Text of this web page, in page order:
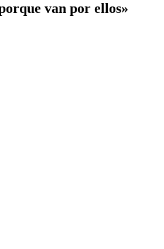
van por ellos»